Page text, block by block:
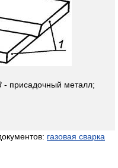
- присадочный металл;
газовая сварка